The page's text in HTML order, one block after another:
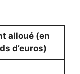
alloué (en
d’euros)